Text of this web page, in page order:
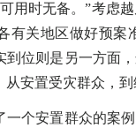
时无备。”考虑越
有关地区做好预
到位则是另一方面
从安置受灾群众，
安置群众的案例